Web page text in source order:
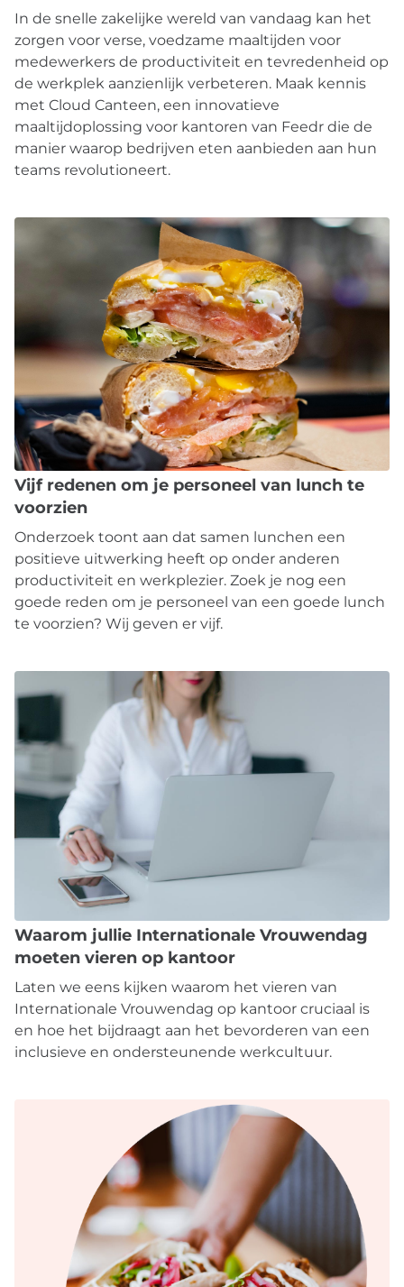
In de snelle zakelijke wereld van vandaag kan het
zorgen voor verse, voedzame maaltijden voor
medewerkers de productiviteit en tevredenheid op
de werkplek aanzienlijk verbeteren. Maak kennis
met Cloud Canteen, een innovatieve
maaltijdoplossing voor kantoren van Feedr die de
manier waarop bedrijven eten aanbieden aan hun
teams revolutioneert.
Vijf redenen om je personeel van lunch te
voorzien
Onderzoek toont aan dat samen lunchen een
positieve uitwerking heeft op onder anderen
productiviteit en werkplezier. Zoek je nog een
goede reden om je personeel van een goede lunch
te voorzien? Wij geven er vijf.
Waarom jullie Internationale Vrouwendag
moeten vieren op kantoor
Laten we eens kijken waarom het vieren van
Internationale Vrouwendag op kantoor cruciaal is
en hoe het bijdraagt aan het bevorderen van een
inclusieve en ondersteunende werkcultuur.